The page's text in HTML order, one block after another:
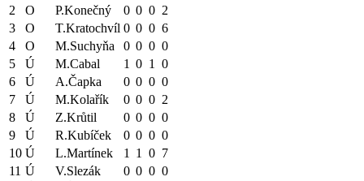
2
O P.Konečný 0 0 0 2
3
O T.Kratochvíl 0 0 0 6
4
O M.Suchyňa 0 0 0 0
5
Ú M.Cabal 1 0 1
0
6
Ú A.Čapka 0 0 0 0
7
Ú M.Kolařík 0 0 0 2
8
Ú Z.Krůtil 0 0 0 0
9
Ú R.Kubíček 0 0 0 0
10 Ú L.Martínek 1 1 0 7
11 Ú V.Slezák 0 0 0 0